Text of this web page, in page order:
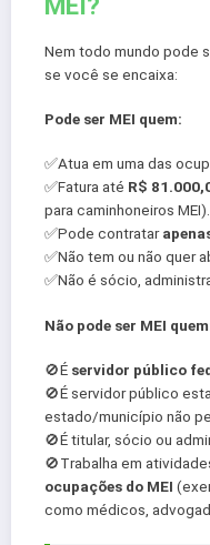
Nem todo mundo pode
se você se encaixa:
Pode ser MEI quem:
✅Atua em uma das
✅Fatura até R$
para caminhoneiros MEI).
✅Pode contratar
✅Não tem ou não quer
✅Não é sócio,
Não pode ser MEI
🚫É servidor público
🚫É servidor público
estado/município não
🚫É titular, sócio ou
🚫Trabalha em
ocupações do MEI
como médicos,